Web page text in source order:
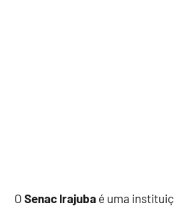
O Senac Irajuba é uma